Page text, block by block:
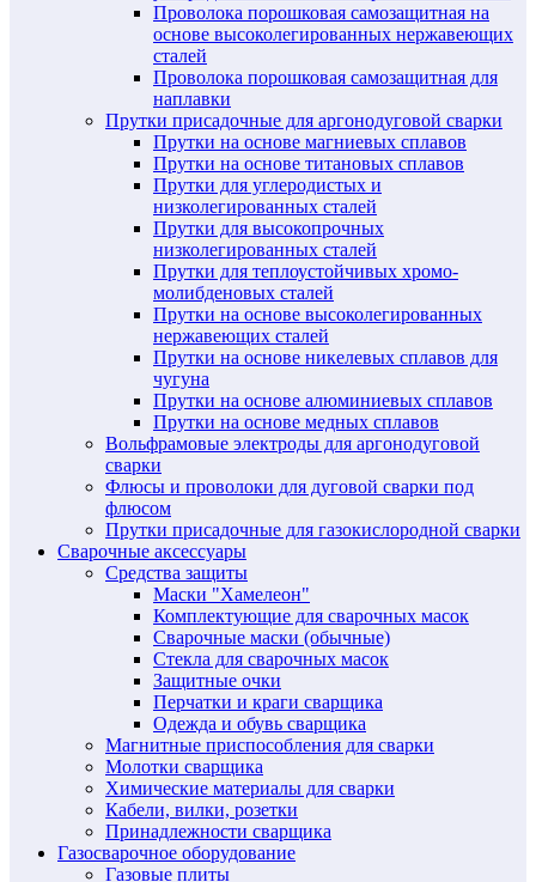
Проволока порошковая самозащитная на
основе высоколегированных нержавеющих
сталей
Проволока порошковая самозащитная для
наплавки
Прутки присадочные для аргонодуговой сварки
Прутки на основе магниевых сплавов
Прутки на основе титановых сплавов
Прутки для углеродистых и
низколегированных сталей
Прутки для высокопрочных
низколегированных сталей
Прутки для теплоустойчивых хромо-
молибденовых сталей
Прутки на основе высоколегированных
нержавеющих сталей
Прутки на основе никелевых сплавов для
чугуна
Прутки на основе алюминиевых сплавов
Прутки на основе медных сплавов
Вольфрамовые электроды для аргонодуговой
сварки
Флюсы и проволоки для дуговой сварки под
флюсом
Прутки присадочные для газокислородной сварки
Сварочные аксессуары
Средства защиты
Маски "Хамелеон"
Комплектующие для сварочных масок
Сварочные маски (обычные)
Стекла для сварочных масок
Защитные очки
Перчатки и краги сварщика
Одежда и обувь сварщика
Магнитные приспособления для сварки
Молотки сварщика
Химические материалы для сварки
Кабели, вилки, розетки
Принадлежности сварщика
Газосварочное оборудование
Газовые плиты